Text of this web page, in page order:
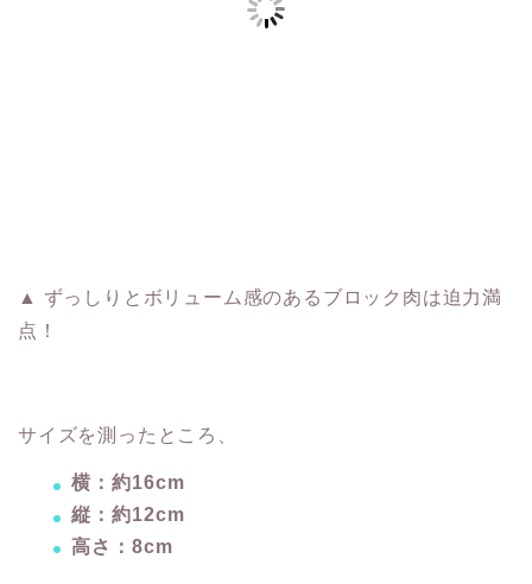
▲ ずっしりとボリューム感のあるブロック肉は迫力満
点！
サイズを測ったところ、
横：約16cm
縦：約12cm
高さ：8cm